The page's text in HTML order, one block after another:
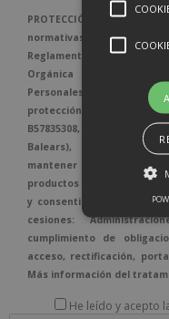
PROTECCIÓN DE
normativas vigentes
Reglamento (UE) 2016/
Orgánica 3/2018, de 5
Personales y garantía
protección de las personas
B57835308, Carretera
Balears),
mantener una relación
productos o servicios
y consentimiento del
cesiones:
cumplimiento de
acceso, rectificación,
Más información del
He leído y acepto